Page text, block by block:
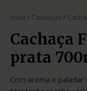
Início / Cachaças /
Cachaça
prata
Com aroma e